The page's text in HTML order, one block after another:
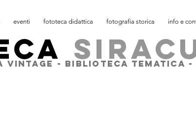
eventi fototeca didattica fotografia storica info e
VINTAGE - BIBLIOTECA TEMATICA